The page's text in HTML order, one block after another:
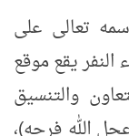
تعالى‏ على
النفر يقع موقع
والتنسيق